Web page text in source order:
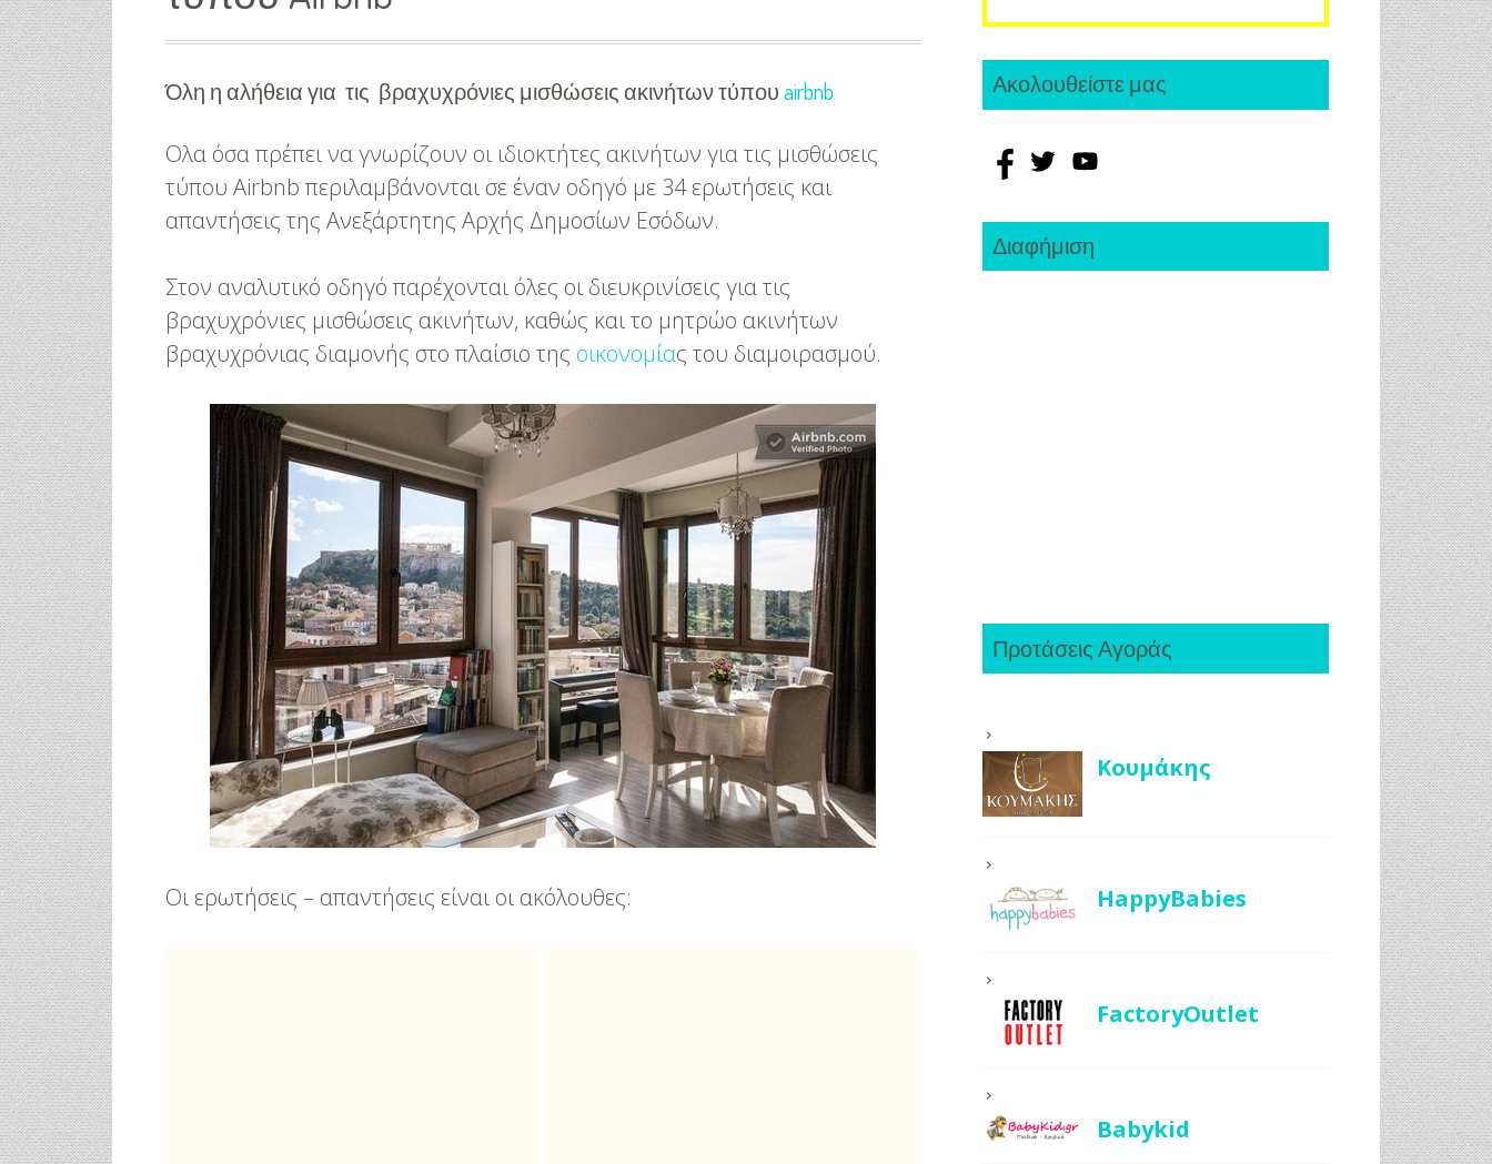
Όλη η αλήθεια για τις βραχυχρόνιες μισθώσεις ακινήτων τύπουairbnb
Ολα όσα πρέπει να γνωρίζουν οι ιδιοκτήτες ακινήτων για τις μισθώσεις
τύπου Airbnb περιλαμβάνονται σε έναν οδηγό με 34 ερωτήσεις και
απαντήσεις της Ανεξάρτητης Αρχής Δημοσίων Εσόδων.
Στον αναλυτικό οδηγό παρέχονται όλες οι διευκρινίσεις για τις
βραχυχρόνιες μισθώσεις ακινήτων, καθώς και το μητρώο ακινήτων
βραχυχρόνιας διαμονής στο πλαίσιο της οικονομίας του διαμοιρασμού.
Οι ερωτήσεις – απαντήσεις είναι οι ακόλουθες:
Ακολουθείστε μας
Διαφήμιση
Προτάσεις Αγοράς
Κουμάκης
HappyBabies
FactoryOutlet
Babykid